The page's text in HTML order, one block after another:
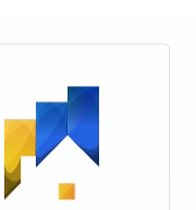
سعر
متر
يد
في